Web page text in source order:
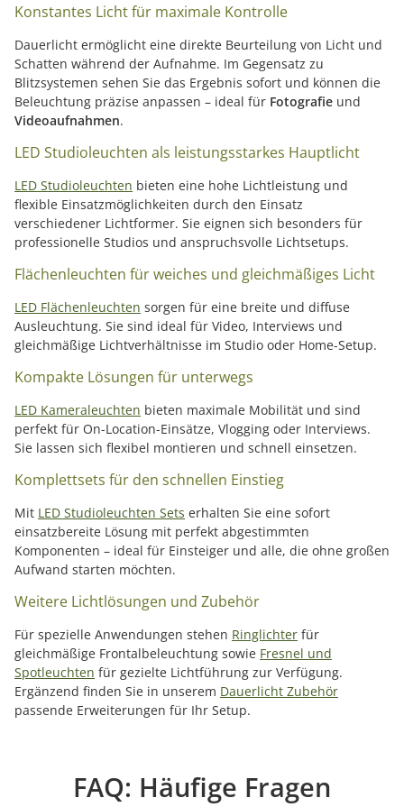
Konstantes Licht für maximale Kontrolle
Dauerlicht ermöglicht eine direkte Beurteilung von Licht und
Schatten während der Aufnahme. Im Gegensatz zu
Blitzsystemen sehen Sie das Ergebnis sofort und können die
Beleuchtung präzise anpassen – ideal für Fotografie und
Videoaufnahmen.
LED Studioleuchten als leistungsstarkes Hauptlicht
LED Studioleuchten bieten eine hohe Lichtleistung und
flexible Einsatzmöglichkeiten durch den Einsatz
verschiedener Lichtformer. Sie eignen sich besonders für
professionelle Studios und anspruchsvolle Lichtsetups.
Flächenleuchten für weiches und gleichmäßiges Licht
LED Flächenleuchten sorgen für eine breite und diffuse
Ausleuchtung. Sie sind ideal für Video, Interviews und
gleichmäßige Lichtverhältnisse im Studio oder Home-Setup.
Kompakte Lösungen für unterwegs
LED Kameraleuchten bieten maximale Mobilität und sind
perfekt für On-Location-Einsätze, Vlogging oder Interviews.
Sie lassen sich flexibel montieren und schnell einsetzen.
Komplettsets für den schnellen Einstieg
Mit LED Studioleuchten Sets erhalten Sie eine sofort
einsatzbereite Lösung mit perfekt abgestimmten
Komponenten – ideal für Einsteiger und alle, die ohne großen
Aufwand starten möchten.
Weitere Lichtlösungen und Zubehör
Für spezielle Anwendungen stehen Ringlichter für
gleichmäßige Frontalbeleuchtung sowie Fresnel und
Spotleuchten für gezielte Lichtführung zur Verfügung.
Ergänzend finden Sie in unserem Dauerlicht Zubehör
passende Erweiterungen für Ihr Setup.
FAQ: Häufige Fragen